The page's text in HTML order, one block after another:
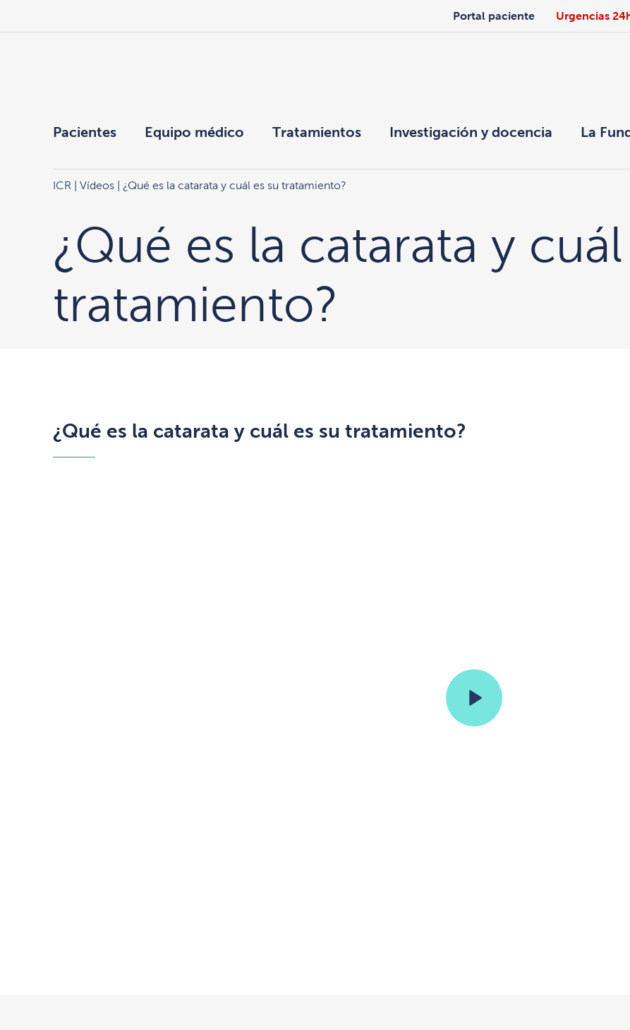
Portal paciente Urgencias
Pacientes Equipo médico Tratamientos Investigación y docencia La
ICR Vídeos| ¿Qué es la catarata y cuál es su tratamiento?
¿Qué es la catarata y
tratamiento?
¿Qué es la catarata y cuál es su tratamiento?